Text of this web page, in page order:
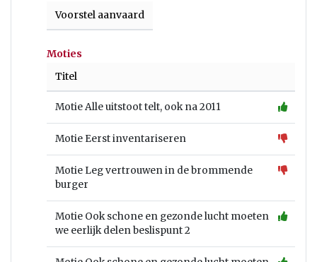
Voorstel aanvaard
Moties
Titel
Motie Alle uitstoot telt, ook na 2011
Motie Eerst inventariseren
Motie Leg vertrouwen in de brommende
burger
Motie Ook schone en gezonde lucht moeten
we eerlijk delen beslispunt 2